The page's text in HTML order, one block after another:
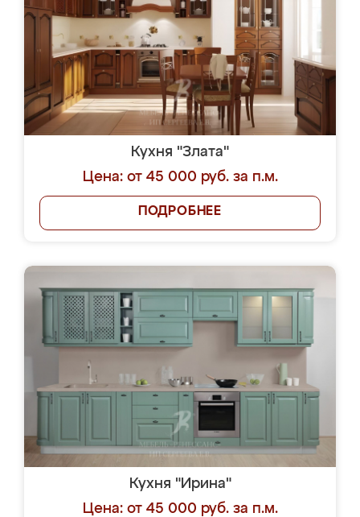
Кухня "Злата"
Цена: от 45 000 руб. за п.м.
ПОДРОБНЕЕ
Кухня "Ирина"
Цена: от 45 000 руб. за п.м.